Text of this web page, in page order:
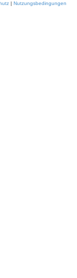
| Nutzungsbedingungen